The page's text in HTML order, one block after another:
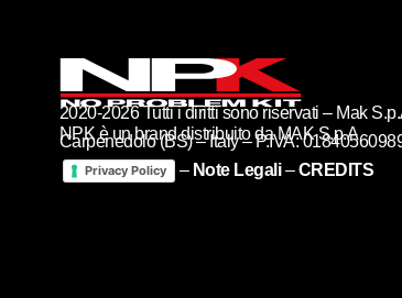
NPK è un brand distribuito da MAK S.p.A
2020-2026 Tutti i diritti sono riservati – Mak
Carpenedolo (BS) – Italy – P.IVA:
Privacy Policy – Note Legali–CREDITS